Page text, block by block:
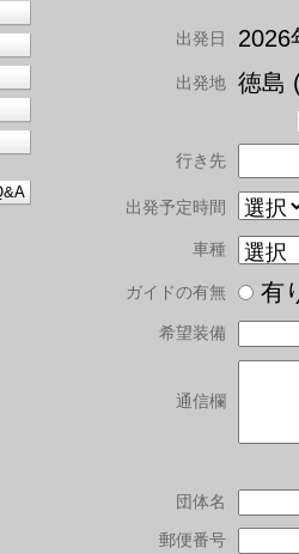
出発日 2026
出発地 徳島
行き先
出発予定時間
車種
ガイドの有無
希望装備
通信欄
団体名
郵便番号